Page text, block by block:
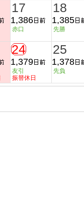
17
1,386
赤口
18
1,385
先勝
24
1,379
友引
振替休日
25
1,378
先負